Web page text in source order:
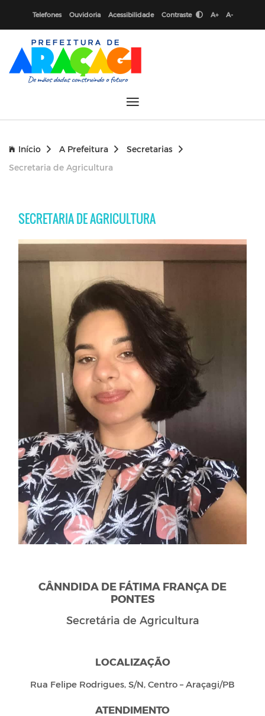
Telefones Ouvidoria Acessibilidade Contraste A+ A-
Início A Prefeitura
Secretarias
Secretaria de Agricultura
SECRETARIA DE AGRICULTURA
CÂNNDIDA DE FÁTIMA FRANÇA DE
PONTES
Secretária de Agricultura
LOCALIZAÇÃO
Rua Felipe Rodrigues, S/N, Centro – Araçagi/PB
ATENDIMENTO